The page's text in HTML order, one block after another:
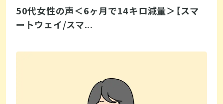
50代女性の声＜6ヶ月で14キロ減量＞【スマ
ートウェイ/スマ...